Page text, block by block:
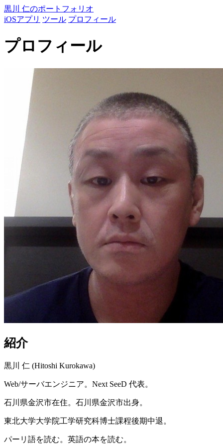
黒川 仁のポートフォリオ
iOSアプリ ツール プロフィール
プロフィール
紹介
黒川 仁 (Hitoshi Kurokawa)
Web/サーバエンジニア。Next SeeD 代表。
石川県金沢市在住。石川県金沢市出身。
東北大学大学院工学研究科博士課程後期中退。
パーリ語を読む。英語の本を読む。